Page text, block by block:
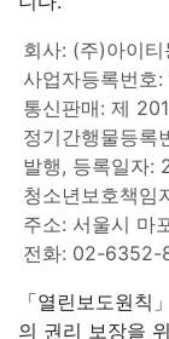
회사: (주)아이티
사업자등록번호
통신판매: 제
정기간행물등록
발행, 등록일자:
청소년보호책임
주소: 서울시 마
전화: 02-6352-
「열린보도원
의 권리 보장을